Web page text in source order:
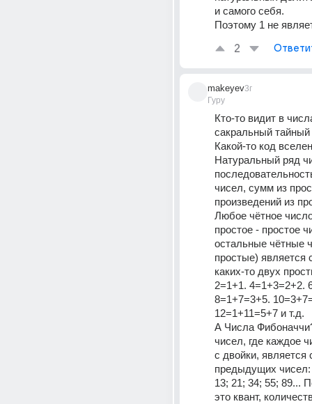
и самого себя.
Поэтому 1 не
2
makeyev
Гуру
3г
Кто-то видит в
сакральный
Какой-то код
Натуральный ряд
чисел, сумм из
произведений из
Любое чётное
простое - простое
остальные чётные
простые) является
каких-то двух
2=1+1. 4=1+3=2+2.
8=1+7=3+5.
12=1+11=5+7 и т.д.
А Числа
чисел, где каждое
с двойки, является
предыдущих чисел:
13; 21; 34; 55; 89...
это квант,